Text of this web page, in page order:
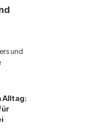
und
Alltag: